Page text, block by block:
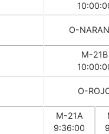
O-
M-21B
O-
M-21A
9:36:00